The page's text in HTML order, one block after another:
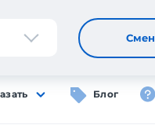
Регистрация Вход
Блог